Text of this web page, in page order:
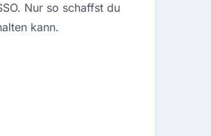
. Nur so schaffst du
kann.